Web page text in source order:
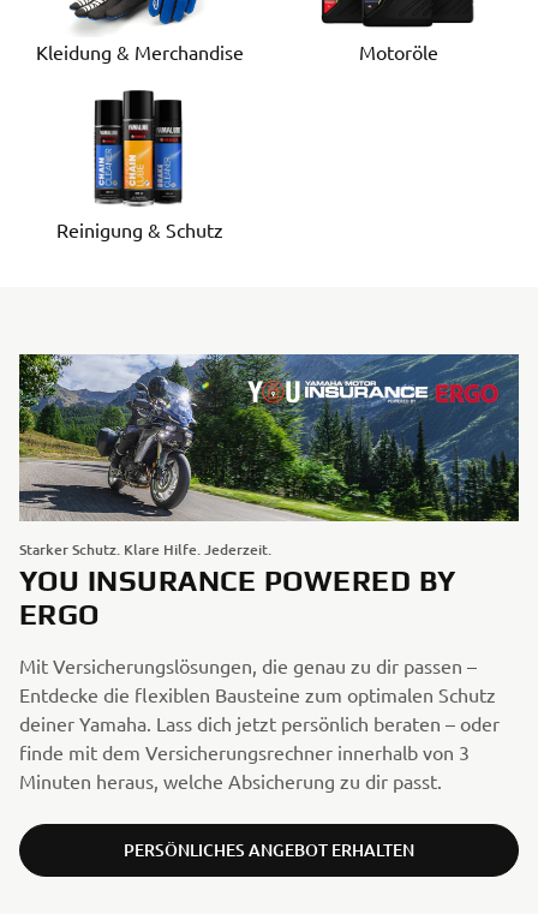
Kleidung & Merchandise Motoröle
Reinigung & Schutz
Starker Schutz. Klare Hilfe. Jederzeit.
YOU INSURANCE POWERED BY
ERGO
Mit Versicherungslösungen, die genau zu dir passen –
Entdecke die flexiblen Bausteine zum optimalen Schutz
deiner Yamaha. Lass dich jetzt persönlich beraten – oder
finde mit dem Versicherungsrechner innerhalb von 3
Minuten heraus, welche Absicherung zu dir passt.
PERSÖNLICHES ANGEBOT ERHALTEN